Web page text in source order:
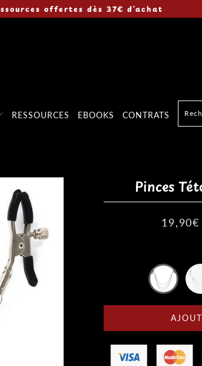
offertes dès 37€ d’achat
RESSOURCES EBOOKS CONTRATS
Pinces
19,90€